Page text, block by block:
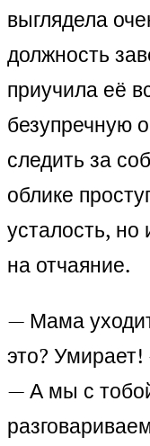
выглядела
должность
приучила её
безупречную
следить за
облике
усталость, но
на отчаяние.
— Мама
это?
— А мы с